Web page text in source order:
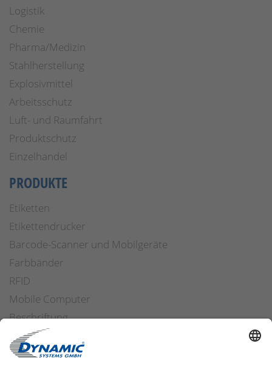
Logistik
Chemie
Pharma/Medizin
Stahlherstellung
Explosivmittel
Arbeitsschutz
Luft- und Raumfahrt
Produktschutz
Einzelhandel
PRODUKTE
Etiketten
Etikettendrucker
Barcode-Scanner und Mobilgeräte
Farbbänder
RFID
Mobile Computer
Beschriftung
Arbeitssicherheit
Applikatoren